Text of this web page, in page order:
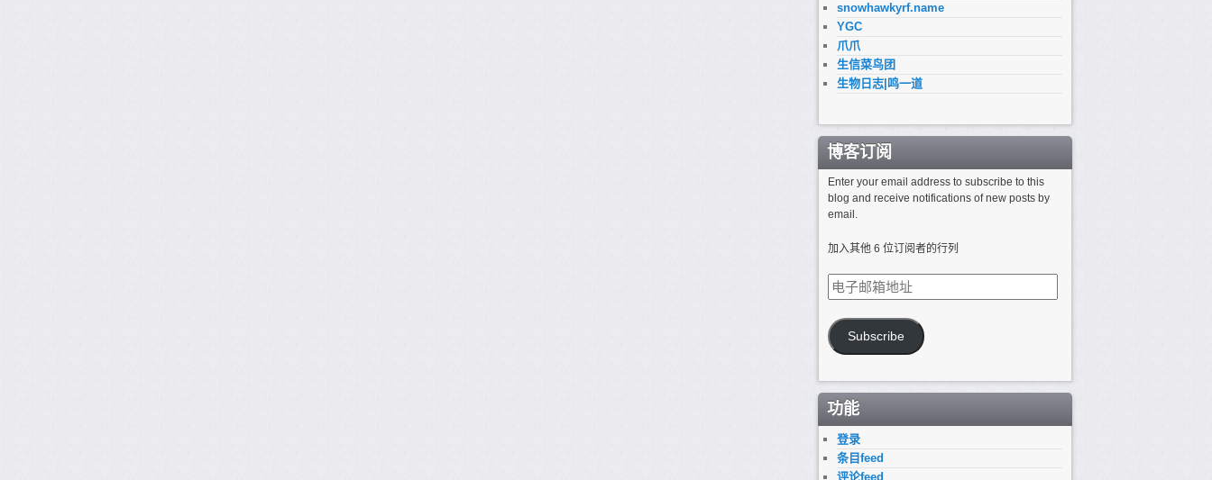
snowhawkyrf.name
YGC
爪爪
生信菜鸟团
生物日志|鸣一道
博客订阅
Enter your email address to subscribe to this
blog and receive notifications of new posts by
email.
加入其他 6 位订阅者的行列
电
子
箱
地
Subscribe
功能
登录
条目feed
评论feed